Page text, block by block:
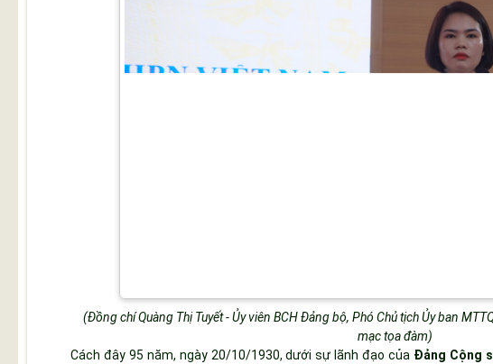
(Đồng chí Quàng Thị Tuyết - Ủy viên BCH Đảng bộ, Phó Chủ tịch Ủy ban
mạc tọa đàm)
Cách đây 95 năm, ngày 20/10/1930, dưới sự lãnh đạo của Đảng Cộng